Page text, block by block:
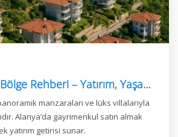
Bektaş Alanya Bölge Rehberi – Yatırım, Yaşam ve Gayrimenkul Fırsatları
manzaraları ve lüks villalarıyla
Alanya’da gayrimenkul satın almak
yatırım getirisi sunar.